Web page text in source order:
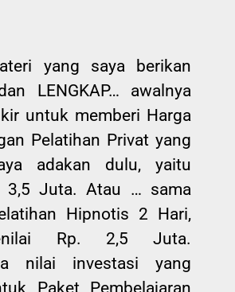
yang saya berikan
LENGKAP… awalnya
untuk memberi Harga
Pelatihan Privat yang
adakan dulu, yaitu
3,5 Juta. Atau … sama
Hipnotis 2 Hari,
Rp. 2,5 Juta.
nilai investasi yang
Paket Pembelajaran